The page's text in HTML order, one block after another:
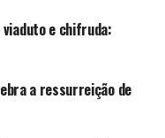
viaduto e chifruda:
a ressurreição de